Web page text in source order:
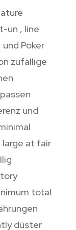
un , line
Poker
zufällige
und
at fair
total
düster